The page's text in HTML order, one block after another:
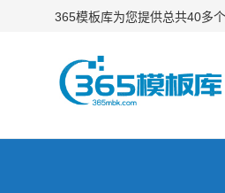
365模板库为您提供总共40多